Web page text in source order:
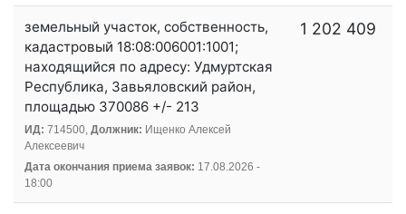
земельный участок, собственность,
кадастровый 18:08:006001:1001;
находящийся по адресу: Удмуртская
Республика, Завьяловский район,
площадью 370086 +/- 213
ИД: 714500, Должник: Ищенко Алексей
Алексеевич
Дата окончания приема заявок: 17.08.2026 -
18:00
1 202 409